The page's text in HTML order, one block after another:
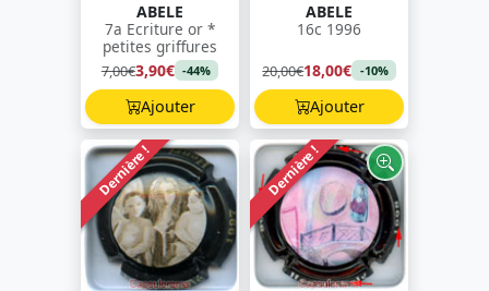
ABELE
7a Ecriture or *
petites griffures
7,00€3,90€ -44%
Ajouter
ABELE
16c 1996
20,00€18,00€ -10%
Ajouter
Dernière ! Dernière !